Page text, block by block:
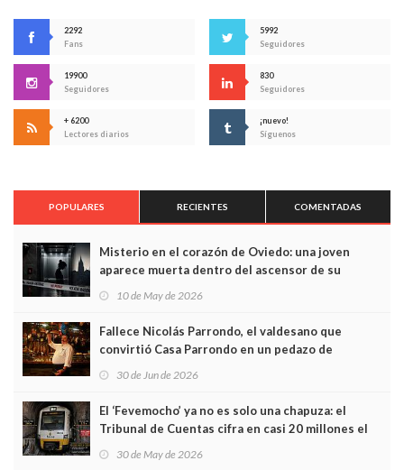
2292
Fans
5992
Seguidores
19900
Seguidores
830
Seguidores
+ 6200
Lectores diarios
¡nuevo!
Síguenos
POPULARES RECIENTES COMENTADAS
Misterio en el corazón de Oviedo: una joven
aparece muerta dentro del ascensor de su
edificio y las cámaras captan sus últimos minutos
10 de May de 2026
Fallece Nicolás Parrondo, el valdesano que
convirtió Casa Parrondo en un pedazo de
Asturias en Madrid
30 de Jun de 2026
El ‘Fevemocho’ ya no es solo una chapuza: el
Tribunal de Cuentas cifra en casi 20 millones el
sobrecoste de los trenes que no cabían por los
30 de May de 2026